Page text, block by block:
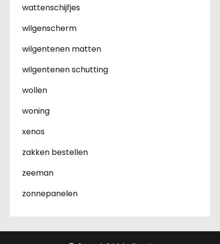
wattenschijfjes
wilgenscherm
wilgentenen matten
wilgentenen schutting
wollen
woning
xenos
zakken bestellen
zeeman
zonnepanelen